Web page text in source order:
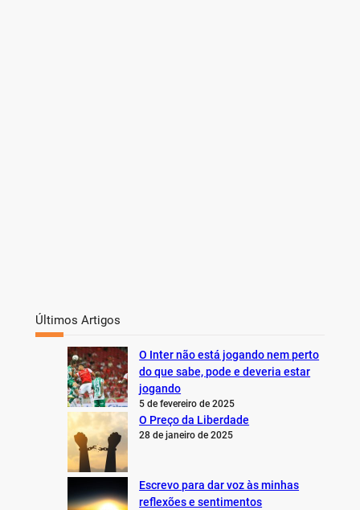
Últimos Artigos
O Inter não está jogando nem perto
do que sabe, pode e deveria estar
jogando
5 de fevereiro de 2025
O Preço da Liberdade
28 de janeiro de 2025
Escrevo para dar voz às minhas
reflexões e sentimentos